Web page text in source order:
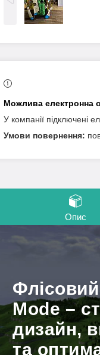
У компанії підключені
Опис
Mode –
дизайн,
та